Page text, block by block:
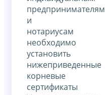
предпринимателям
и
нотариусам
необходимо
установить
нижеприведенные
корневые
сертификаты